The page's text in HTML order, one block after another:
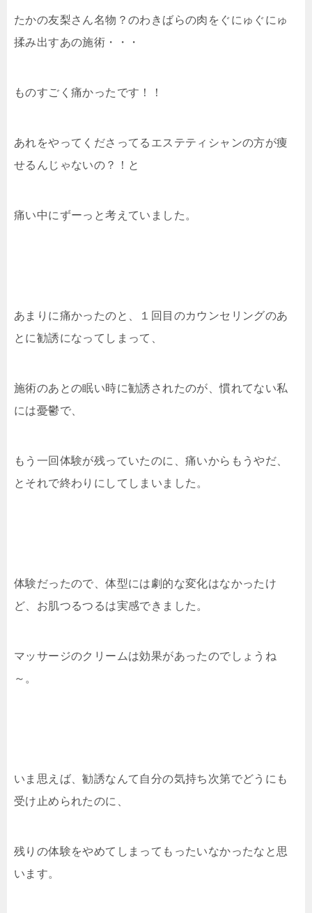
たかの友梨さん名物？のわきばらの肉をぐにゅぐにゅ
揉み出すあの施術・・・
ものすごく痛かったです！！
あれをやってくださってるエステティシャンの方が痩
せるんじゃないの？！と
痛い中にずーっと考えていました。
あまりに痛かったのと、１回目のカウンセリングのあ
とに勧誘になってしまって、
施術のあとの眠い時に勧誘されたのが、慣れてない私
には憂鬱で、
もう一回体験が残っていたのに、痛いからもうやだ、
とそれで終わりにしてしまいました。
体験だったので、体型には劇的な変化はなかったけ
ど、お肌つるつるは実感できました。
マッサージのクリームは効果があったのでしょうね
～。
いま思えば、勧誘なんて自分の気持ち次第でどうにも
受け止められたのに、
残りの体験をやめてしまってもったいなかったなと思
います。